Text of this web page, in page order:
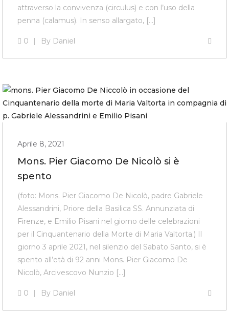
attraverso la convivenza (circulus) e con l’uso della
penna (calamus). In senso allargato, […]
0 By Daniel
Aprile 8, 2021
Mons. Pier Giacomo De Nicolò si è
spento
(foto: Mons. Pier Giacomo De Nicolò, padre Gabriele
Alessandrini, Priore della Basilica SS. Annunziata di
Firenze, e Emilio Pisani nel giorno delle celebrazioni
per il Cinquantenario della Morte di Maria Valtorta.) Il
giorno 3 aprile 2021, nel silenzio del Sabato Santo, si è
spento all’età di 92 anni Mons. Pier Giacomo De
Nicolò, Arcivescovo Nunzio […]
0 By Daniel